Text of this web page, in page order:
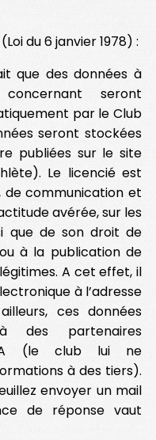
(Loi du 6 janvier 1978) :
que des données à
seront
par le Club
seront stockées
publiées sur le site
Le licencié est
de communication et
avérée, sur les
que de son droit de
à la publication de
A cet effet, il
à l’adresse
ces données
des partenaires
(le club lui ne
à des tiers).
envoyer un mail
de réponse vaut